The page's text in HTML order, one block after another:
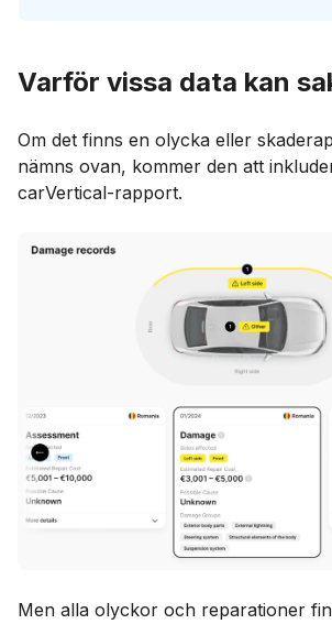
Varför vissa data kan
Om det finns en olycka eller
nämns ovan, kommer den att
carVertical-rapport.
Men alla olyckor och reparationer